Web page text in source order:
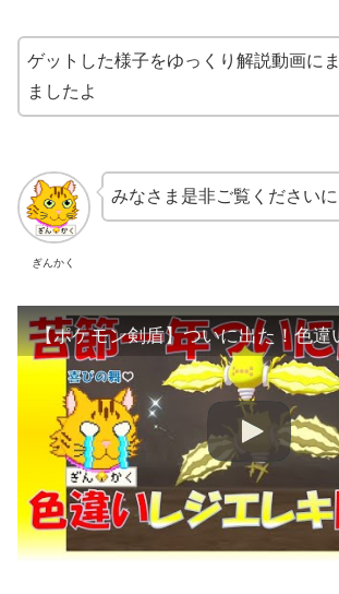
ゲットした様子をゆっくり解説動画に
ましたよ
ぎんかく
みなさま是非ご覧くださいに